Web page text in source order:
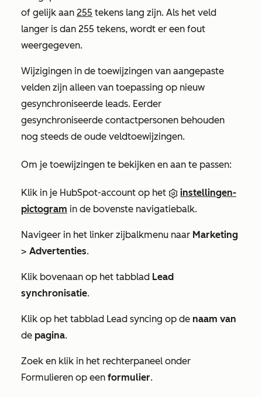
of gelijk aan 255 tekens lang zijn. Als het veld
langer is dan 255 tekens, wordt er een fout
weergegeven.
Wijzigingen in de toewijzingen van aangepaste
velden zijn alleen van toepassing op nieuw
gesynchroniseerde leads. Eerder
gesynchroniseerde contactpersonen behouden
nog steeds de oude veldtoewijzingen.
Om je toewijzingen te bekijken en aan te passen:
Klik in je HubSpot-account op het
instellingen-
pictogram in de bovenste navigatiebalk.
Navigeer in het linker zijbalkmenu naar Marketing
> Advertenties.
Klik bovenaan op het tabblad Lead
synchronisatie.
Klik op het tabblad Lead syncing op de naam van
de pagina.
Zoek en klik in het rechterpaneel onder
Formulieren op een formulier.